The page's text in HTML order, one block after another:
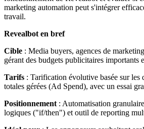
marketing automation peut s'intégrer
travail.
Revealbot en bref
Cible : Media buyers, agences de
gérant des budgets publicitaires importants
Tarifs : Tarification évolutive basée sur les
totales gérées (Ad Spend), avec un essai
Positionnement : Automatisation
logiques ("if/then") et outil de reporting